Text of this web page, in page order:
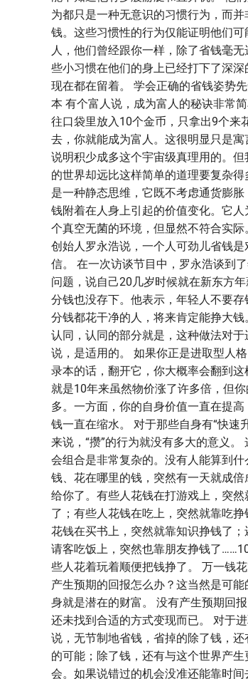
为都只是一种无意识的习惯行为，而
钱。这些习惯性的行为仅能证明他们可
人，他们曾经跟你一样，除了省钱毫
些小习惯在他们的身上已经打下了深深
现在都在留着。 学会正确的省钱姿势
本 有个富人说，成为富人的秘诀非常
往口袋里放入10个金币，只拿出9个来
去，你就能成为富人。这很明显只是寓
说明积少成多这个宇宙级真理用的。
的世界却远比这样简单的道理要复杂得
是一种静态思维，它既不考虑通货膨胀
钱附着在人身上引起的价值变化。它人
个真空无菌的环境，但显然不符合实际
创始人罗永浩说，一个人可劲儿省钱是
信。 在一次访谈节目中，罗永浩谈到
问题，说自己20几岁时候就在新东方
分钱也没存下。他表示，年轻人不要存
分钱都花干净的人，将来肯定能挣大钱
认同，认同的部分就是，这种做法对
说，是适用的。 如果你正是进取型人
录本的话，翻开它，你大概率会翻到这
就是10年来虽然物价涨了许多倍，但
多。一方面，你的自身价值一直在提高
钱一直在缩水。 对于那些自身有“快速
来说，“攒”的行为就没有多大的意义。
会组合是非常复杂的。没有人能算到什
钱、花在哪里的钱，突然有一天就成倍
给你了。有些人花钱在打游戏上，突
了；有些人花钱在吃上，突然就靠吃挣
花钱在买书上，突然就靠知识挣钱了；
请客吃饭上，突然也靠朋友挣钱了
些人花着玩着顺便把钱挣了。 万一钱
产生预期的回报怎么办？这当然是可能
身就是潜在的财富。 没有产生预期回
还未找到合适的方式变现而已。 对于
说，无节制地省钱，省掉的除了钱，
的可能；除了钱，还有与这个世界产
会。如果说错过的机会没准还能靠时